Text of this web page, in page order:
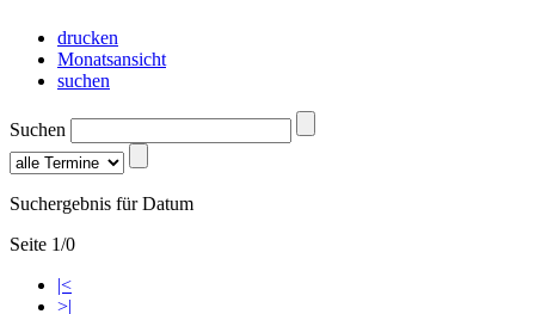
drucken
Monatsansicht
suchen
Suchen
Suchergebnis für Datum
Seite 1/0
|<
>|